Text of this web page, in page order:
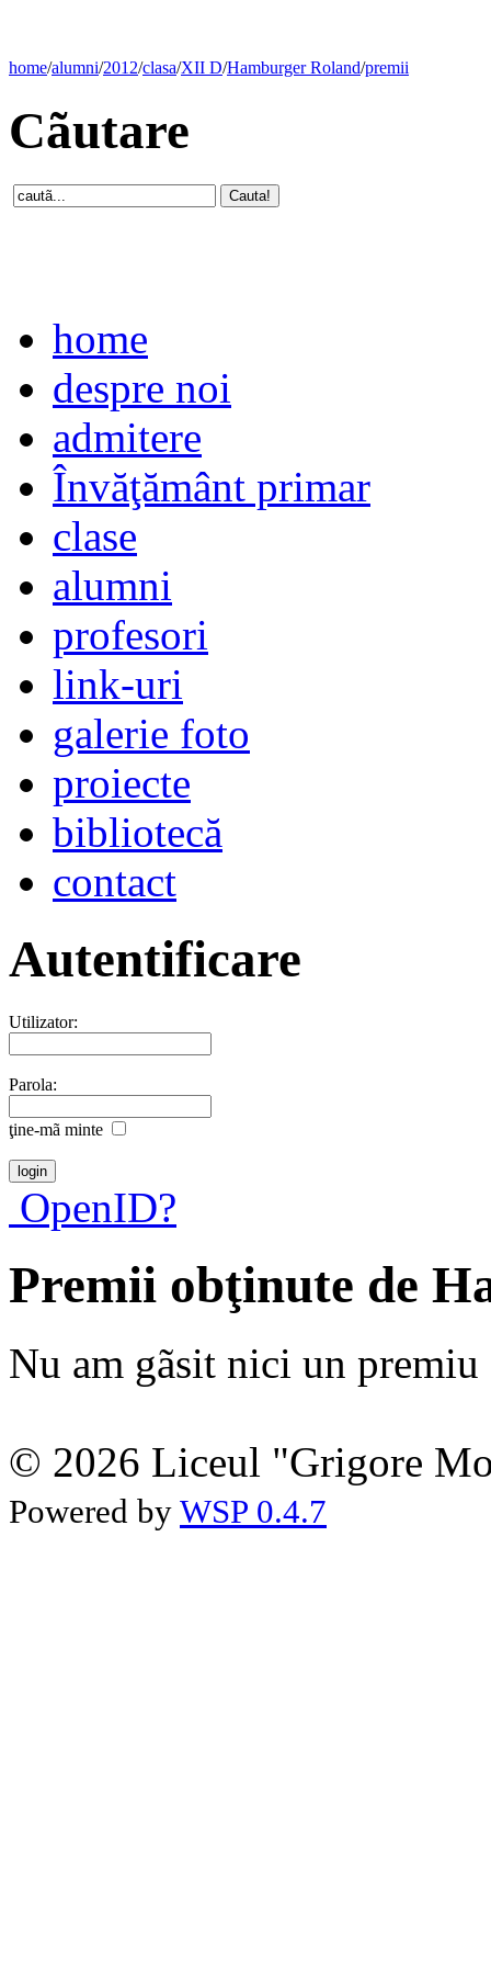
home/alumni/2012/clasa/XII D/Hamburger Roland/premii
Cãutare
home
despre noi
admitere
Învăţământ primar
clase
alumni
profesori
link-uri
galerie foto
proiecte
bibliotecă
contact
Autentificare
Utilizator:
Parola:
ţine-mã minte
OpenID?
Premii obţinute de
Nu am gãsit nici un premiu
© 2026 Liceul "Grigore
Powered by WSP 0.4.7